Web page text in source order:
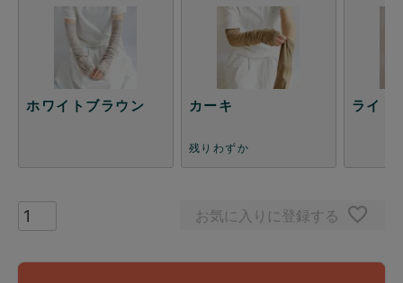
ホワイトブラウン カーキ
残りわずか
ライト
お気に入りに登録する